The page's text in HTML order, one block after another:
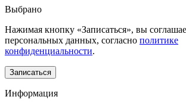
Выбрано
Нажимая кнопку «Записаться», вы
персональных данных, согласно политике
конфиденциальности.
Информация